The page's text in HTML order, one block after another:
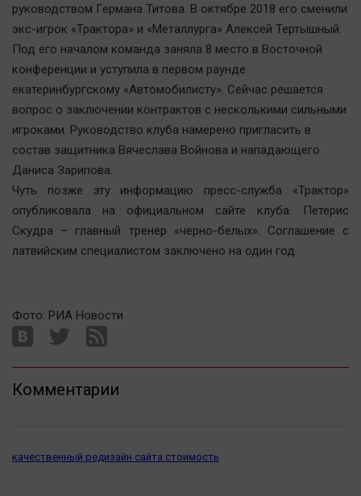
Новости компаний
Прогулки по городу Ч
Спецпроект
Статистика
Другие рубрики
Bookworms
English version
Online-консультация
Актуальная тема
Быстрый медиазавод
Вирус чтения
Вкусное
Гороскоп
Интервью
руководством Германа Титова. В октябре 2018 его сменили
экс-игрок «Трактора» и «Металлурга» Алексей Тертышный.
Под его началом команда заняла 8 место в Восточной
конференции и уступила в первом раунде
екатеринбургскому «Автомобилисту». Сейчас решается
вопрос о заключении контрактов с несколькими сильными
игроками. Руководство клуба намерено пригласить в
состав защитника Вячеслава Войнова и нападающего
Даниса Зарипова.
Чуть позже эту информацию пресс-служба «Трактор»
опубликовала на официальном сайте клуба. Петерис
Скудра – главный тренер «черно-белых». Соглашение с
латвийским специалистом заключено на один год.
Фото: РИА Новости
Комментарии
качественный редизайн сайта стоимость